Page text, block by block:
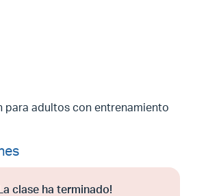
para adultos con entrenamiento
clase ha terminado!